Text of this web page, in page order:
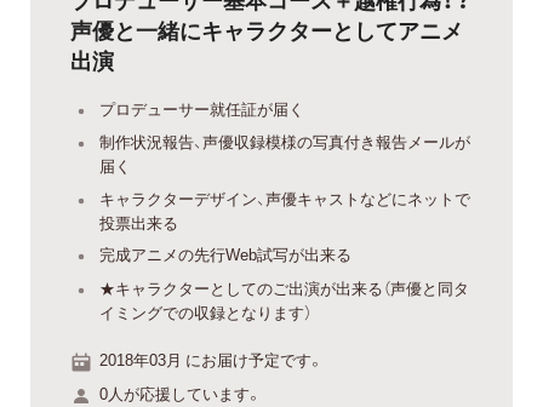
声優と一緒にキャラクターとしてアニメ
出演
プロデューサー就任証が届く
制作状況報告、声優収録模様の写真付き報告メールが
届く
キャラクターデザイン、声優キャストなどにネットで
投票出来る
完成アニメの先行Web試写が出来る
★キャラクターとしてのご出演が出来る（声優と同タ
イミングでの収録となります）
2018年03月 にお届け予定です。
0人が応援しています。